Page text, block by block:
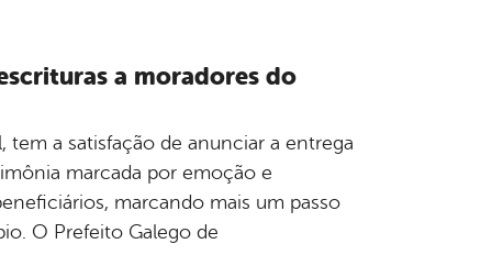
a moradores do
a satisfação de anunciar a entrega
marcada por emoção e
marcando mais um passo
O Prefeito Galego de